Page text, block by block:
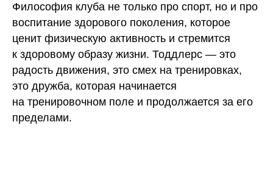
Философия клуба не только про спорт, но и про
воспитание здорового поколения, которое
ценит физическую активность и стремится
к здоровому образу жизни. Тоддлерс — это
радость движения, это смех на тренировках,
это дружба, которая начинается
на тренировочном поле и продолжается за его
пределами.